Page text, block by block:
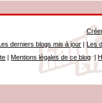
derniers blogs mis à jour |Les
|Mentions légales de ce blog|